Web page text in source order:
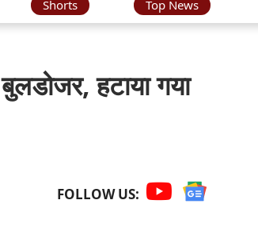
Shorts Top News
हटाया गया
FOLLOW US: